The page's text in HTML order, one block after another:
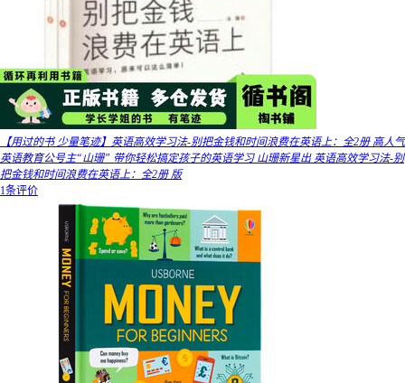
【用过的书 少量笔迹】英语高效学习法-别把金钱和时间浪费在英语上：全2册 高人气
英语教育公号主“山珊” 带你轻松搞定孩子的英语学习 山珊新星出 英语高效学习法-别
把金钱和时间浪费在英语上：全2册 版
1条评价